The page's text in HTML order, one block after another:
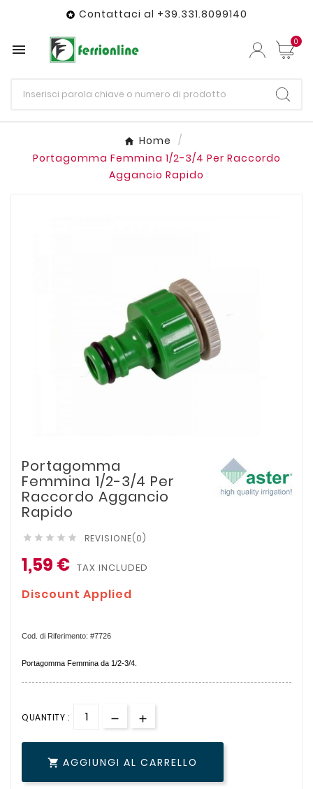
 Contattaci al +39.331.8099140
 0
Home
Portagomma Femmina 1/2-3/4 Per Raccordo
Aggancio Rapido
Portagomma
Femmina 1/2-3/4 Per
Raccordo Aggancio
Rapido
     REVISIONE(0)
1,59 € TAX INCLUDED
Discount Applied
Cod. di Riferimento: #7726
Portagomma Femmina da 1/2-3/4.
QUANTITY :
 AGGIUNGI AL CARRELLO